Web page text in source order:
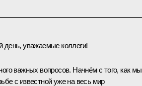
день, уважаемые коллеги!
важных вопросов. Начнём с того, как мы
с известной уже на весь мир